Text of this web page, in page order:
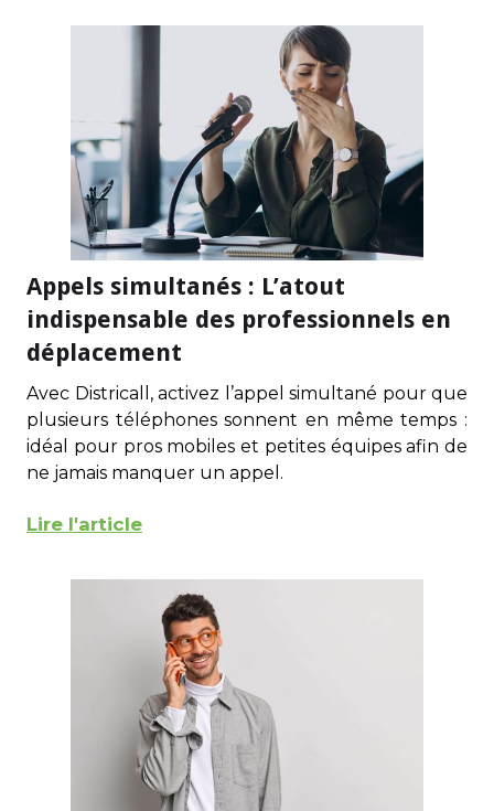
Appels simultanés : L’atout
indispensable des professionnels en
déplacement
Avec Districall, activez l’appel simultané pour que
plusieurs téléphones sonnent en même temps :
idéal pour pros mobiles et petites équipes afin de
ne jamais manquer un appel.
Lire l'article